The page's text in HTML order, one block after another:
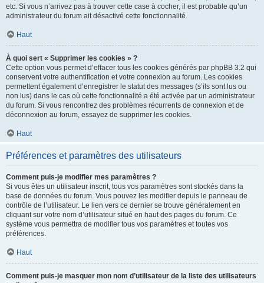
etc. Si vous n’arrivez pas à trouver cette case à cocher, il est probable qu’un
administrateur du forum ait désactivé cette fonctionnalité.
Haut
À quoi sert « Supprimer les cookies » ?
Cette option vous permet d’effacer tous les cookies générés par phpBB 3.2 qui
conservent votre authentification et votre connexion au forum. Les cookies
permettent également d’enregistrer le statut des messages (s’ils sont lus ou
non lus) dans le cas où cette fonctionnalité a été activée par un administrateur
du forum. Si vous rencontrez des problèmes récurrents de connexion et de
déconnexion au forum, essayez de supprimer les cookies.
Haut
Préférences et paramètres des utilisateurs
Comment puis-je modifier mes paramètres ?
Si vous êtes un utilisateur inscrit, tous vos paramètres sont stockés dans la
base de données du forum. Vous pouvez les modifier depuis le panneau de
contrôle de l’utilisateur. Le lien vers ce dernier se trouve généralement en
cliquant sur votre nom d’utilisateur situé en haut des pages du forum. Ce
système vous permettra de modifier tous vos paramètres et toutes vos
préférences.
Haut
Comment puis-je masquer mon nom d’utilisateur de la liste des utilisateurs